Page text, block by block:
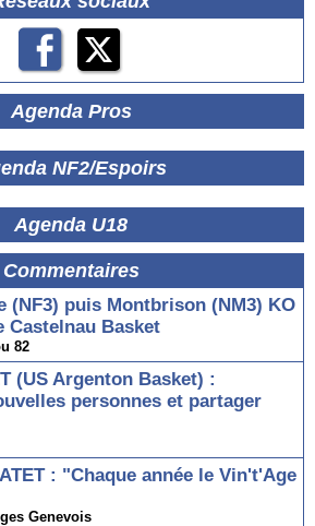
Agenda Pros
NF2/Espoirs
Agenda U18
Commentaires
(NF3) puis Montbrison (NM3) KO
Castelnau Basket
82
(US Argenton Basket) :
personnes et partager
: "Chaque année le Vin't'Age
Genevois